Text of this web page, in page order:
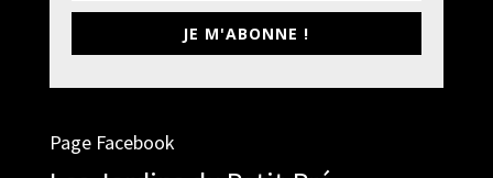
JE M'ABONNE !
Page Facebook